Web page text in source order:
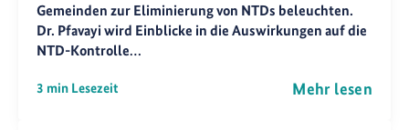
Gemeinden zur Eliminierung von NTDs beleuchten.
Dr. Pfavayi wird Einblicke in die Auswirkungen auf die
NTD-Kontrolle…
3 min Lesezeit Mehr lesen